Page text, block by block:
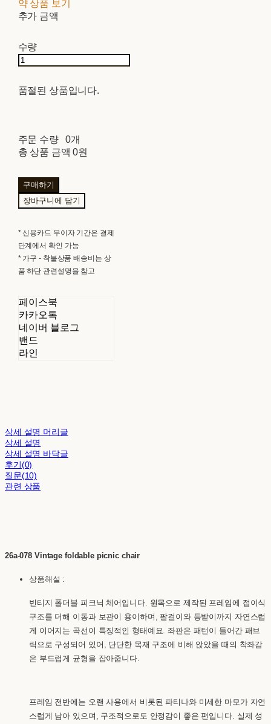
약 상품 보기
추가 금액
수량
품절된 상품입니다.
주문 수량
0개
총 상품 금액 0원
구매하기
장바구니에 담기
* 신용카드 무이자 기간은 결제
단계에서 확인 가능
* 가구 - 착불상품 배송비는 상
품 하단 관련설명을 참고
페이스북
카카오톡
네이버 블로그
밴드
라인
상세 설명 머리글
상세 설명
상세 설명 바닥글
후기(0)
질문(10)
관련 상품
26a-078 Vintage foldable picnic chair
상품해설 :
빈티지 폴더블 피크닉 체어입니다. 원목으로 제작된 프레임에 접이식
구조를 더해 이동과 보관이 용이하며, 팔걸이와 등받이까지 자연스럽
게 이어지는 곡선이 특징적인 형태예요. 좌판은 패턴이 들어간 패브
릭으로 구성되어 있어, 단단한 목재 구조에 비해 앉았을 때의 착좌감
은 부드럽게 균형을 잡아줍니다.
프레임 전반에는 오랜 사용에서 비롯된 파티나와 미세한 마모가 자연
스럽게 남아 있으며, 구조적으로도 안정감이 좋은 편입니다. 실제 성